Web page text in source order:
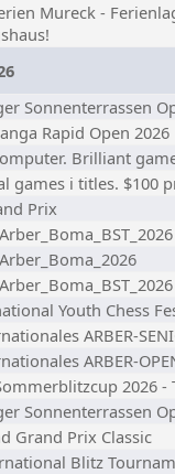
Mureck -
Sonnenterrassen
Rapid Open
Brilliant
games i titles. $100
Prix
Youth Chess
ARBER-
ARBER-
2026 -
Sonnenterrassen
Grand Prix Classic
Blitz